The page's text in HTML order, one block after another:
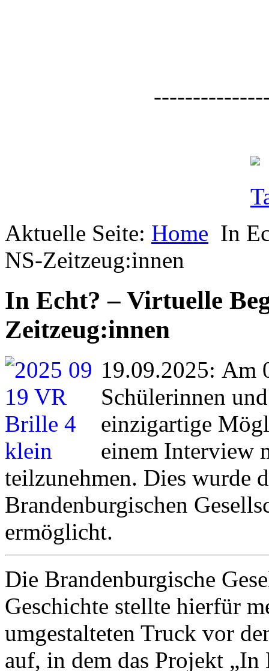
Aktuelle Seite: Home In
NS-Zeitzeug:innen
In Echt? – Virtuelle
Zeitzeug:innen
19.09.2025: Am
Schülerinnen
einzigartige
einem Interview
teilzunehmen. Dies wurde
Brandenburgischen
ermöglicht.
Die Brandenburgische
Geschichte stellte hierfür
umgestalteten Truck vor
auf, in dem das Projekt